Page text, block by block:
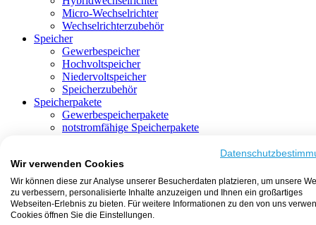
Micro-Wechselrichter
Wechselrichterzubehör
Speicher
Gewerbespeicher
Hochvoltspeicher
Niedervoltspeicher
Speicherzubehör
Speicherpakete
Gewerbespeicherpakete
notstromfähige Speicherpakete
mit Hochvoltspeicher
HEMS-fähige Speicherpakete
mit Niedervoltspeicher
Unterkonstruktion
Aufständerung
Wir verwenden Cookies
Wir können diese zur Analyse unserer Besucherdaten platzieren, um unsere
zu verbessern, personalisierte Inhalte anzuzeigen und Ihnen ein großartiges
Webseiten-Erlebnis zu bieten. Für weitere Informationen zu den von uns
Cookies öffnen Sie die Einstellungen.